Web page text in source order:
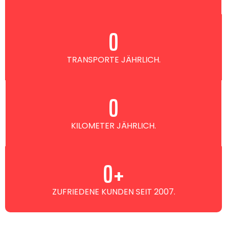
TRANSPORTE JÄHRLICH.
0
KILOMETER JÄHRLICH.
0
ZUFRIEDENE KUNDEN SEIT 2007.
0+